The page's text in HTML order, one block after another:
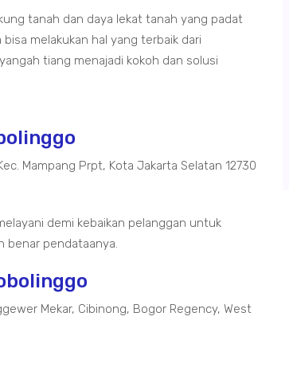
tanah dan daya lekat tanah yang padat
melakukan hal yang terbaik dari
tiang menajadi kokoh dan solusi
Mampang Prpt, Kota Jakarta Selatan 12730
demi kebaikan pelanggan untuk
benar pendataanya.
Mekar, Cibinong, Bogor Regency, West